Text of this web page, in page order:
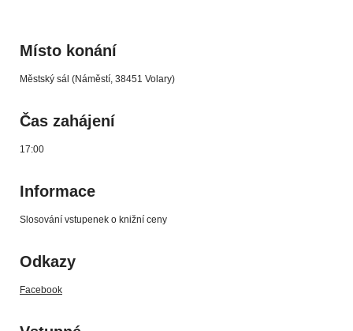
Místo konání
Městský sál (Náměstí, 38451 Volary)
Čas zahájení
17:00
Informace
Slosování vstupenek o knižní ceny
Odkazy
Facebook